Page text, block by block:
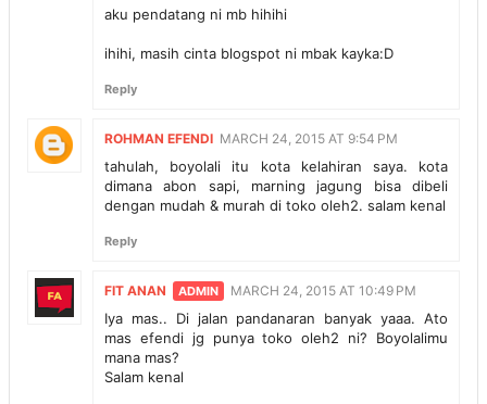
aku pendatang ni mb hihihi
ihihi, masih cinta blogspot ni mbak kayka:D
Reply
ROHMAN EFENDI MARCH 24, 2015 AT 9:54 PM
tahulah, boyolali itu kota kelahiran saya. kota
dimana abon sapi, marning jagung bisa dibeli
dengan mudah & murah di toko oleh2. salam kenal
Reply
FIT ANAN MARCH 24, 2015 AT 10:49 PM
Iya mas.. Di jalan pandanaran banyak yaaa. Ato
mas efendi jg punya toko oleh2 ni? Boyolalimu
mana mas?
Salam kenal